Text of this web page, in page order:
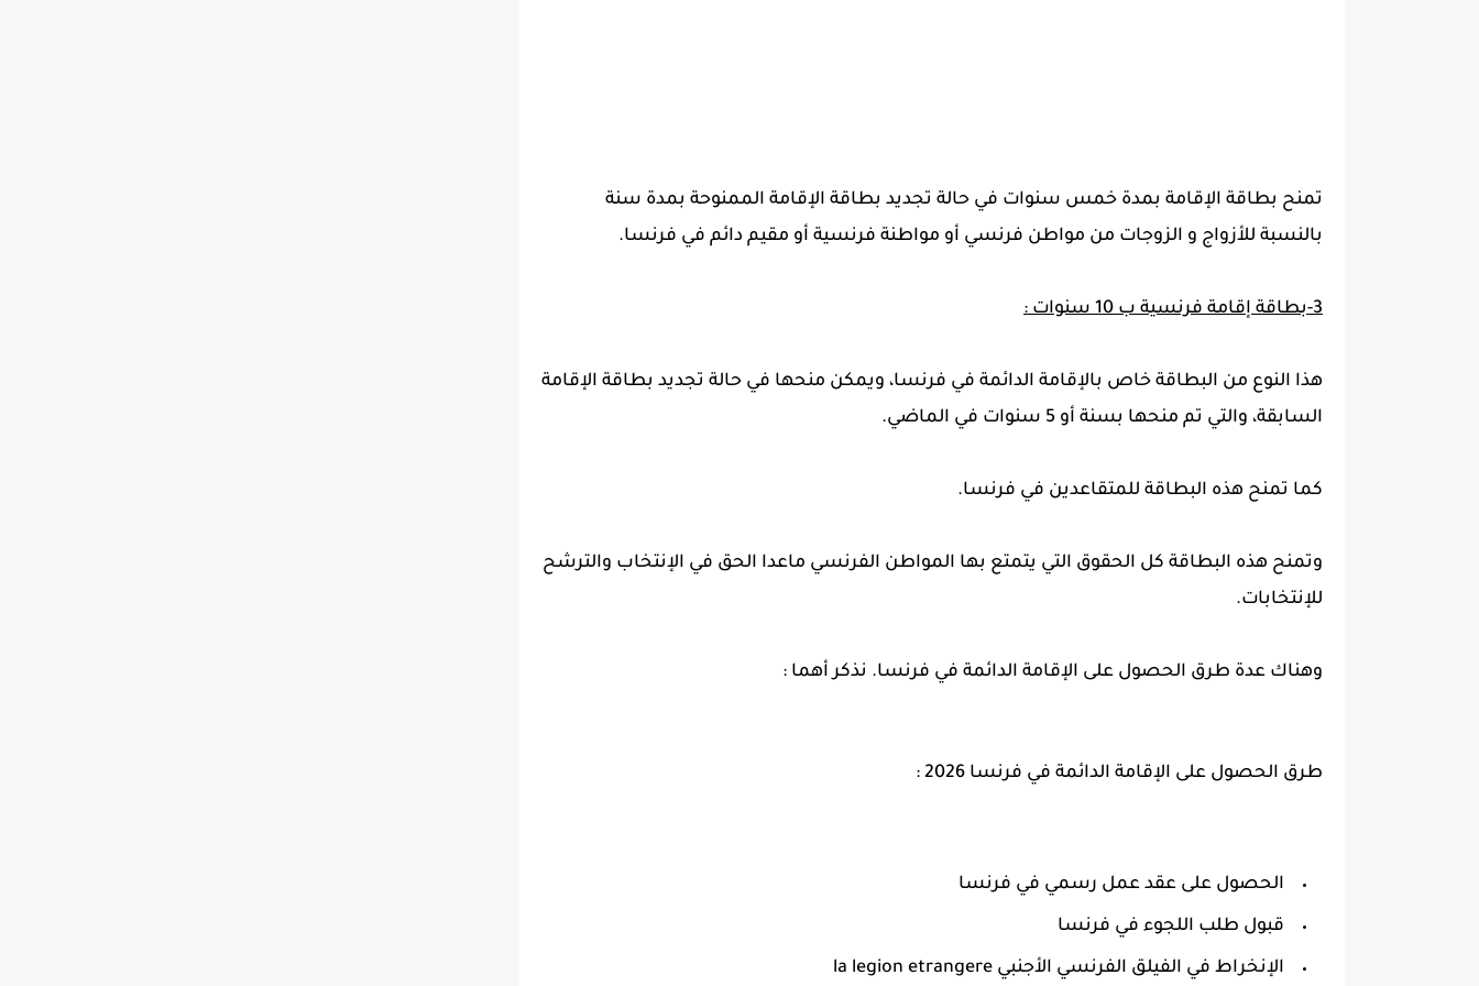
تمنح بطاقة الإقامة بمدة خمس سنوات في حالة تجديد بطاقة الإقامة الممنوحة بمدة سنة
بالنسبة للأزواج و الزوجات من مواطن فرنسي أو مواطنة فرنسية أو مقيم دائم في فرنسا.
3-بطاقة إقامة فرنسية ب 10 سنوات :
هذا النوع من البطاقة خاص بالإقامة الدائمة في فرنسا، ويمكن منحها في حالة تجديد بطاقة الإقامة
السابقة، والتي تم منحها بسنة أو 5 سنوات في الماضي.
كما تمنح هذه البطاقة للمتقاعدين في فرنسا.
وتمنح هذه البطاقة كل الحقوق التي يتمتع بها المواطن الفرنسي ماعدا الحق في الإنتخاب والترشح
للإنتخابات.
وهناك عدة طرق الحصول على الإقامة الدائمة في فرنسا. نذكر أهما :
طرق الحصول على الإقامة الدائمة في فرنسا 2026 :
الحصول على عقد عمل رسمي في فرنسا
قبول طلب اللجوء في فرنسا
الإنخراط في الفيلق الفرنسي الأجنبي la legion etrangere